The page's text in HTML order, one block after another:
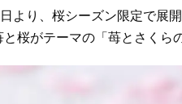
より、桜シーズン限定で
桜がテーマの「苺とさくら